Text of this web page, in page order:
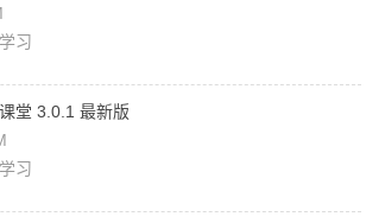
习
堂 3.0.1 最新版
习